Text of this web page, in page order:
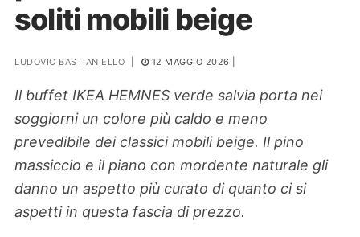
PIANTE
Ortaggio
soliti mobili beige
LUDOVIC BASTIANIELLO 12 MAGGIO 2026
Il buffet IKEA HEMNES verde salvia porta nei
soggiorni un colore più caldo e meno
prevedibile dei classici mobili beige. Il pino
massiccio e il piano con mordente naturale gli
danno un aspetto più curato di quanto ci si
aspetti in questa fascia di prezzo.